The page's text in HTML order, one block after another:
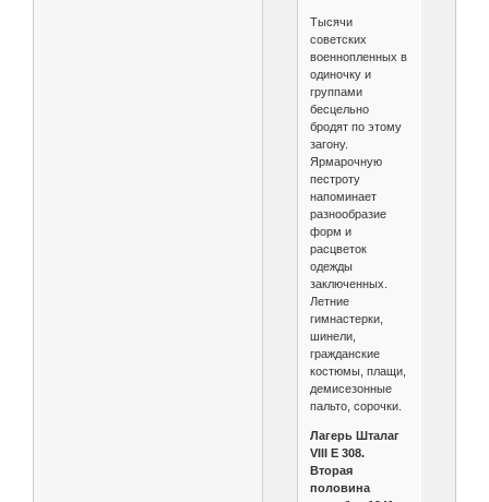
Тысячи
советских
военнопленных в
одиночку и
группами
бесцельно
бродят по этому
загону.
Ярмарочную
пестроту
напоминает
разнообразие
форм и
расцветок
одежды
заключенных.
Летние
гимнастерки,
шинели,
гражданские
костюмы, плащи,
демисезонные
пальто, сорочки.
Лагерь Шталаг
VIII E 308.
Вторая
половина